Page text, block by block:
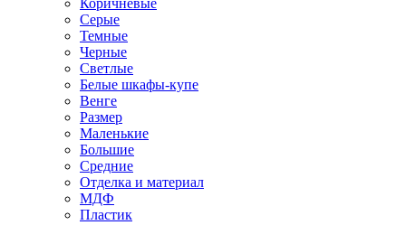
Коричневые
Серые
Темные
Черные
Светлые
Белые шкафы-купе
Венге
Размер
Маленькие
Большие
Средние
Отделка и материал
МДФ
Пластик